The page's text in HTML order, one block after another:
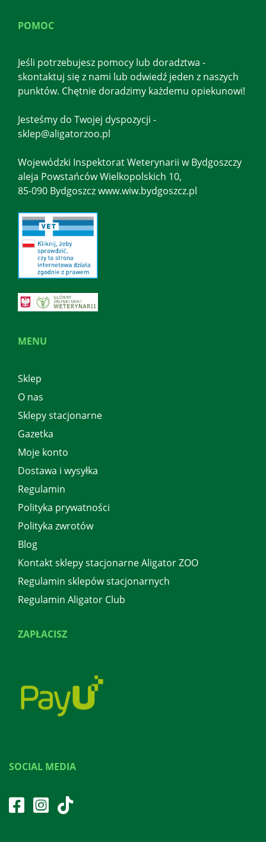
MENU
Sklep
O nas
Sklepy stacjonarne
Gazetka
Moje konto
Dostawa i wysyłka
Regulamin
Polityka prywatności
Polityka zwrotów
Blog
Kontakt sklepy stacjonarne Aligator ZOO
Regulamin sklepów stacjonarnych
Regulamin Aligator Club
ZAPŁACISZ
POMOC
Jeśli potrzebujesz pomocy lub doradztwa -
skontaktuj się z nami lub odwiedź jeden z naszych
punktów. Chętnie doradzimy każdemu opiekunowi!
Jesteśmy do Twojej dyspozycji -
sklep@aligatorzoo.pl
Wojewódzki Inspektorat Weterynarii w Bydgoszczy
aleja Powstańców Wielkopolskich 10,
85-090 Bydgoszcz www.wiw.bydgoszcz.pl
SOCIAL MEDIA